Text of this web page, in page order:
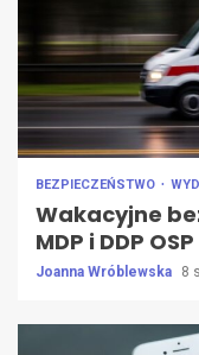
BEZPIECZEŃSTWO
Wakacyjne
MDP i DDP
Joanna Wróblewska 8